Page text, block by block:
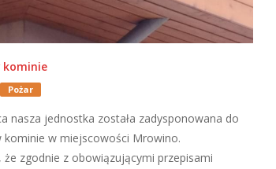
kominie
Pożar
nasza jednostka została zadysponowana do
kominie w miejscowości Mrowino.
że zgodnie z obowiązującymi przepisami